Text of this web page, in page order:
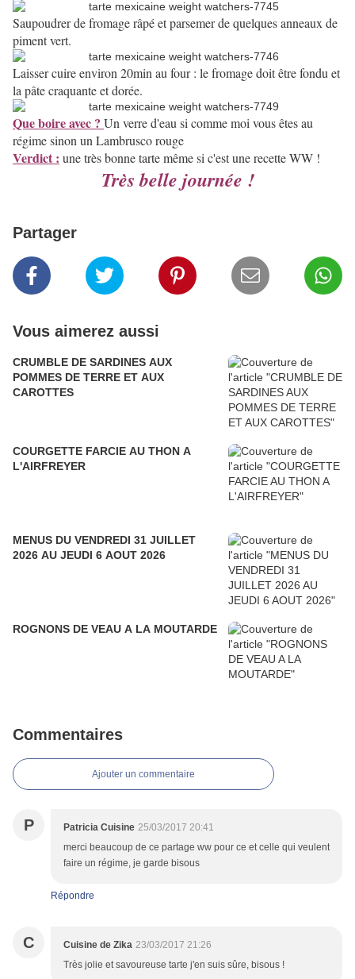
Saupoudrer de fromage râpé et parsemer de quelques anneaux de
piment vert.
Laisser cuire environ 20min au four : le fromage doit être fondu et
la pâte craquante et dorée.
Que boire avec ? Un verre d'eau si comme moi vous êtes au
régime sinon un Lambrusco rouge
Verdict : une très bonne tarte même si c'est une recette WW !
Très belle journée !
Partager
Vous aimerez aussi
CRUMBLE DE SARDINES AUX
POMMES DE TERRE ET AUX
CAROTTES
COURGETTE FARCIE AU THON A
L'AIRFREYER
MENUS DU VENDREDI 31 JUILLET
2026 AU JEUDI 6 AOUT 2026
ROGNONS DE VEAU A LA MOUTARDE
Commentaires
Ajouter un commentaire
P Patricia Cuisine 25/03/2017 20:41
merci beaucoup de ce partage ww pour ce et celle qui veulent
faire un régime, je garde bisous
Répondre
C Cuisine de Zika 23/03/2017 21:26
Très jolie et savoureuse tarte j'en suis sûre, bisous !